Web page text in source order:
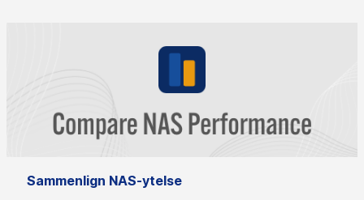
Sammenlign NAS-ytelse